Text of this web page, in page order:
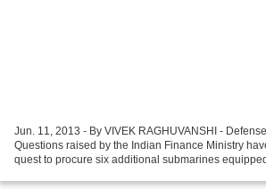
Jun. 11, 2013 - By VIVEK RAGHUVANSHI -
Questions raised by the Indian Finance Ministry
quest to procure six additional submarines